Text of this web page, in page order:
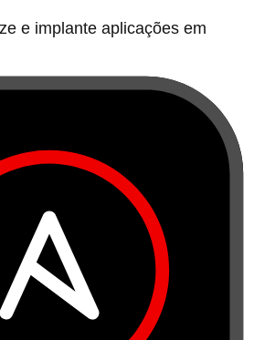
e implante aplicações em